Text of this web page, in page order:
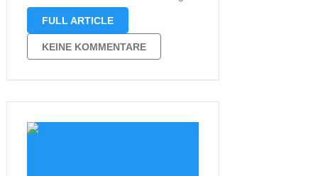
gefallen hatte, freute ich mich auf ein
Wiedersehen mit Familie Frost kommt
einerseits ein wenig überraschend,
andererseits war aber auch …
FULL ARTICLE
KEINE KOMMENTARE